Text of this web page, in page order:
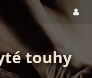
touhy